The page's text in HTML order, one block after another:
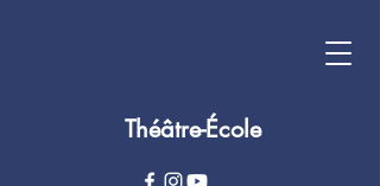
Théâtre-École